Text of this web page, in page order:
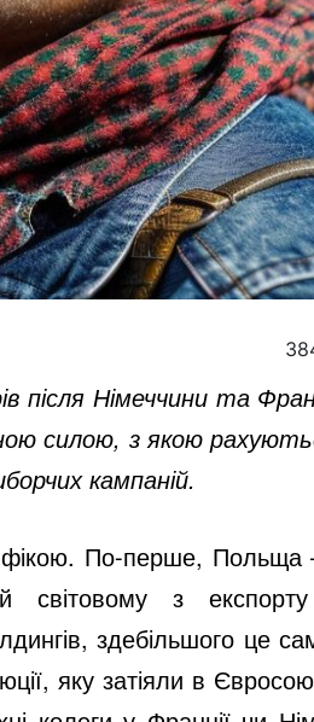
Німеччини та
силою, з якою
кампаній.
По-перше, Польща
з експорту
здебільшого це
яку затіяли в